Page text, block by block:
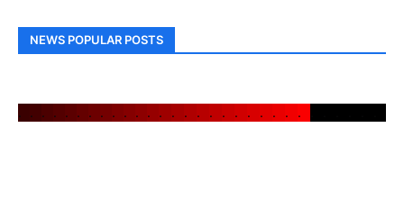
NEWS POPULAR POSTS
. . . . . . . . . . . . . . . . . . . . . . . .